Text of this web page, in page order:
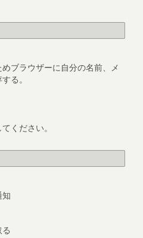
ブラウザーに自分の名前、メ
る。
ください。